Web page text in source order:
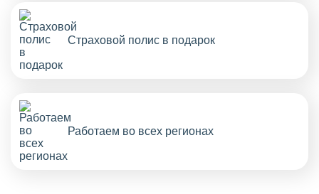
Страховой полис в подарок
Работаем во всех регионах